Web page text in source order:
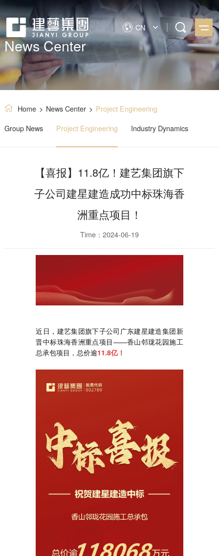
CN
News Center
Group News Project Engineering Industry Dynamics
Home > News Center > Project Engineering
【喜报】11.8亿！建艺集团旗下
子公司建星建造成功中标珠海香
洲重点项目！
Time：2024-06-19
近日，建艺集团旗下子公司广东建星建造集团新
晋中标珠海香洲重点项目——香山邻珑花园施工
总承包项目，总价逾11.8亿！